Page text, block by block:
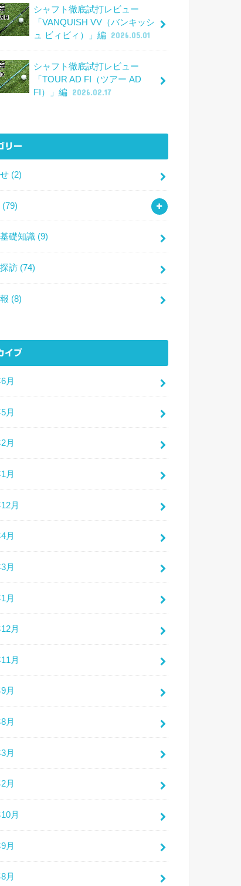
シャフト徹底試打レビュー
「VANQUISH VV（バンキッシ
ュ ビィビィ）」編 2026.05.01
シャフト徹底試打レビュー
「TOUR AD FI（ツアー AD
FI）」編 2026.02.17
リー
(2)
(79)
礎知識 (9)
訪 (74)
(8)
イブ
月
月
月
月
月
月
月
月
月
月
月
月
月
月
月
月
月